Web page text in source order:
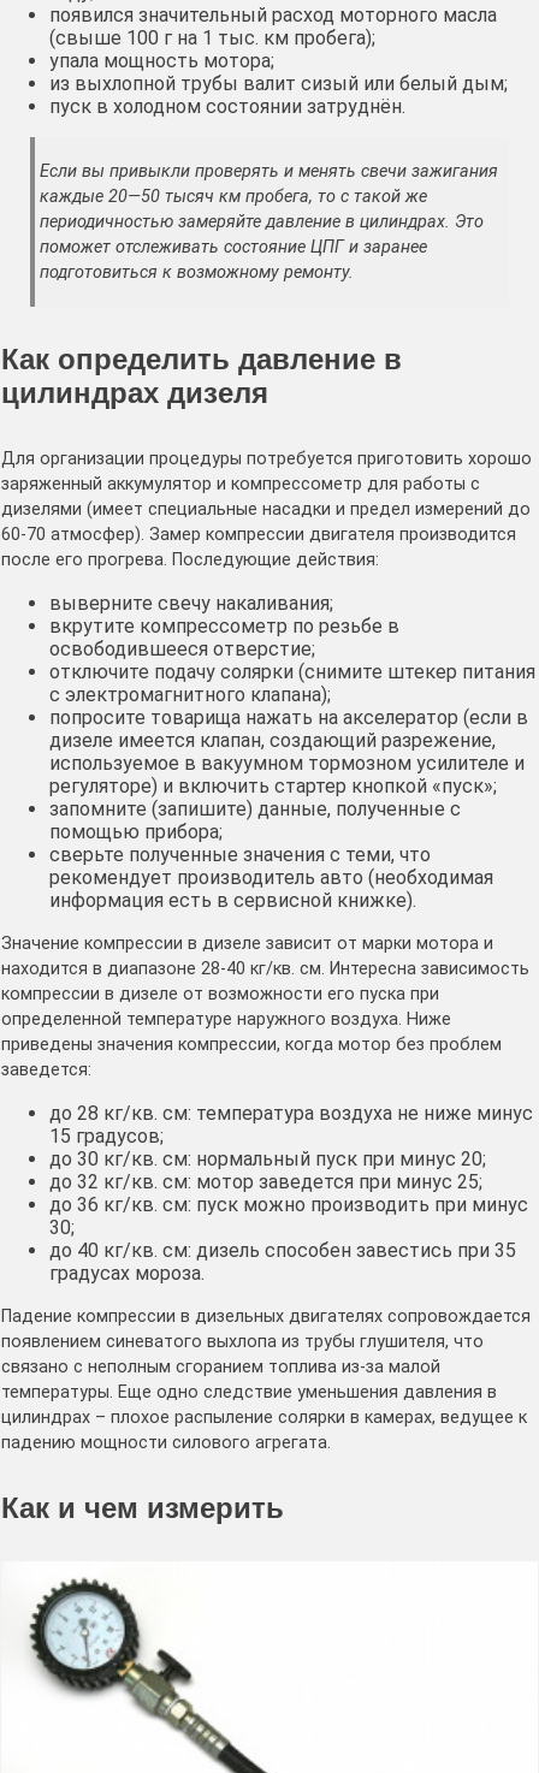
появился значительный расход моторного масла
(свыше 100 г на 1 тыс. км пробега);
упала мощность мотора;
из выхлопной трубы валит сизый или белый дым;
пуск в холодном состоянии затруднён.
Если вы привыкли проверять и менять свечи зажигания
каждые 20—50 тысяч км пробега, то с такой же
периодичностью замеряйте давление в цилиндрах. Это
поможет отслеживать состояние ЦПГ и заранее
подготовиться к возможному ремонту.
Как определить давление в
цилиндрах дизеля
Для организации процедуры потребуется приготовить хорошо
заряженный аккумулятор и компрессометр для работы с
дизелями (имеет специальные насадки и предел измерений до
60-70 атмосфер). Замер компрессии двигателя производится
после его прогрева. Последующие действия:
выверните свечу накаливания;
вкрутите компрессометр по резьбе в
освободившееся отверстие;
отключите подачу солярки (снимите штекер питания
с электромагнитного клапана);
попросите товарища нажать на акселератор (если в
дизеле имеется клапан, создающий разрежение,
используемое в вакуумном тормозном усилителе и
регуляторе) и включить стартер кнопкой «пуск»;
запомните (запишите) данные, полученные с
помощью прибора;
сверьте полученные значения с теми, что
рекомендует производитель авто (необходимая
информация есть в сервисной книжке).
Значение компрессии в дизеле зависит от марки мотора и
находится в диапазоне 28-40 кг/кв. см. Интересна зависимость
компрессии в дизеле от возможности его пуска при
определенной температуре наружного воздуха. Ниже
приведены значения компрессии, когда мотор без проблем
заведется:
до 28 кг/кв. см: температура воздуха не ниже минус
15 градусов;
до 30 кг/кв. см: нормальный пуск при минус 20;
до 32 кг/кв. см: мотор заведется при минус 25;
до 36 кг/кв. см: пуск можно производить при минус
30;
до 40 кг/кв. см: дизель способен завестись при 35
градусах мороза.
Падение компрессии в дизельных двигателях сопровождается
появлением синеватого выхлопа из трубы глушителя, что
связано с неполным сгоранием топлива из-за малой
температуры. Еще одно следствие уменьшения давления в
цилиндрах – плохое распыление солярки в камерах, ведущее к
падению мощности силового агрегата.
Как и чем измерить